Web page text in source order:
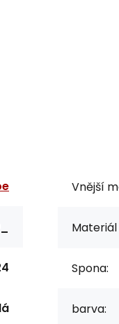
Vnější
Spona:
barva: